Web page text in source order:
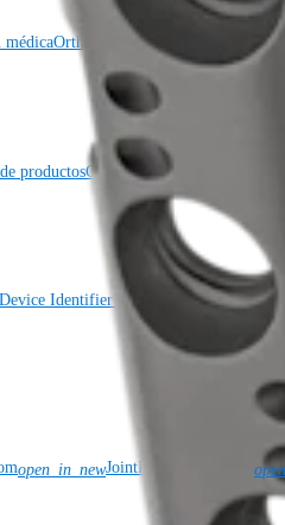
médicaOrthoPedia
productosGestión de riesgos y
Identifier (UDI) Solicitud para
open_in_newJointPreservation.com